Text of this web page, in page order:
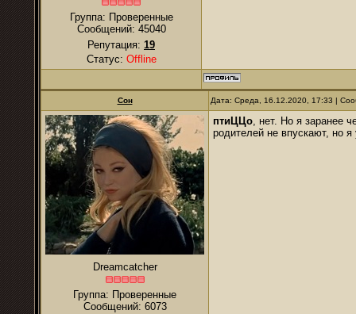
Группа: Проверенные
Сообщений: 45040
Репутация: 19
Статус: Offline
Сон Дата: Среда, 16.12.2020, 17:33 |
Dreamcatcher
Группа: Проверенные
Сообщений: 6073
птиЦЦо, нет. Но я заранее
родителей не впускают, но